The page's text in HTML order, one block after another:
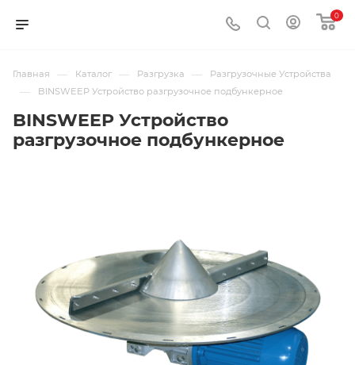
0
Главная — Каталог — Разгрузка — Разгрузочные Устройства
— BINSWEEP Устройство разгрузочное подбункерное
BINSWEEP Устройство
разгрузочное подбункерное